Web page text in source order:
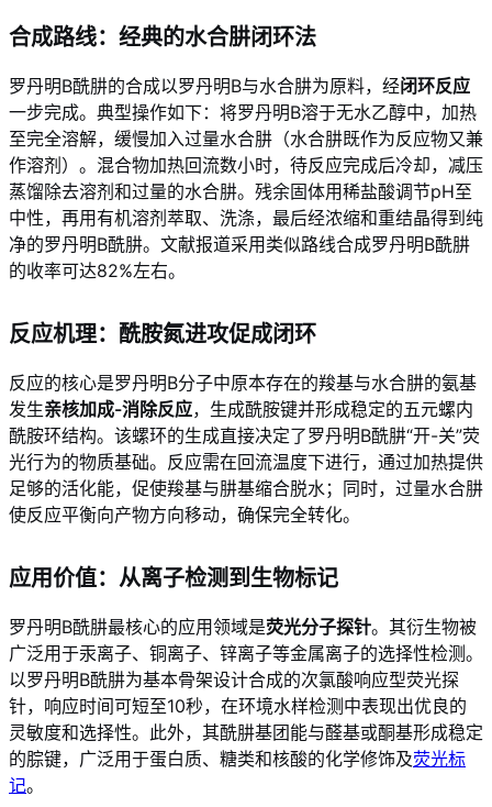
合成路线：经典的水合肼闭环法
罗丹明B酰肼的合成以罗丹明B与水合肼为原料，经闭环反应
一步完成。典型操作如下：将罗丹明B溶于无水乙醇中，加热
至完全溶解，缓慢加入过量水合肼（水合肼既作为反应物又兼
作溶剂）。混合物加热回流数小时，待反应完成后冷却，减压
蒸馏除去溶剂和过量的水合肼。残余固体用稀盐酸调节pH至
中性，再用有机溶剂萃取、洗涤，最后经浓缩和重结晶得到纯
净的罗丹明B酰肼。文献报道采用类似路线合成罗丹明B酰肼
的收率可达82%左右。
反应机理：酰胺氮进攻促成闭环
反应的核心是罗丹明B分子中原本存在的羧基与水合肼的氨基
发生亲核加成-消除反应，生成酰胺键并形成稳定的五元螺内
酰胺环结构。该螺环的生成直接决定了罗丹明B酰肼“开-关”荧
光行为的物质基础。反应需在回流温度下进行，通过加热提供
足够的活化能，促使羧基与肼基缩合脱水；同时，过量水合肼
使反应平衡向产物方向移动，确保完全转化。
应用价值：从离子检测到生物标记
罗丹明B酰肼最核心的应用领域是荧光分子探针。其衍生物被
广泛用于汞离子、铜离子、锌离子等金属离子的选择性检测。
以罗丹明B酰肼为基本骨架设计合成的次氯酸响应型荧光探
针，响应时间可短至10秒，在环境水样检测中表现出优良的
灵敏度和选择性。此外，其酰肼基团能与醛基或酮基形成稳定
的腙键，广泛用于蛋白质、糖类和核酸的化学修饰及荧光标
记。